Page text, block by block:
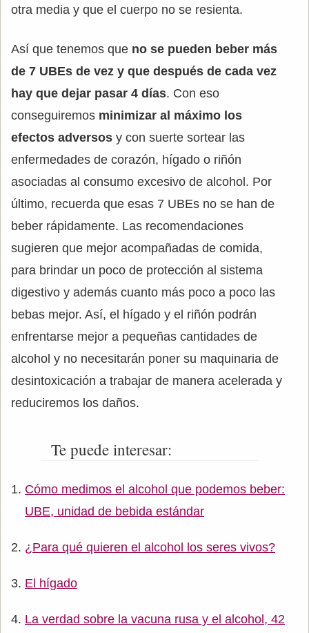
otra media y que el cuerpo no se resienta.
Así que tenemos que no se pueden beber más
de 7 UBEs de vez y que después de cada vez
hay que dejar pasar 4 días. Con eso
conseguiremos minimizar al máximo los
efectos adversos y con suerte sortear las
enfermedades de corazón, hígado o riñón
asociadas al consumo excesivo de alcohol. Por
último, recuerda que esas 7 UBEs no se han de
beber rápidamente. Las recomendaciones
sugieren que mejor acompañadas de comida,
para brindar un poco de protección al sistema
digestivo y además cuanto más poco a poco las
bebas mejor. Así, el hígado y el riñón podrán
enfrentarse mejor a pequeñas cantidades de
alcohol y no necesitarán poner su maquinaria de
desintoxicación a trabajar de manera acelerada y
reduciremos los daños.
Te puede interesar:
Cómo medimos el alcohol que podemos beber:
UBE, unidad de bebida estándar
¿Para qué quieren el alcohol los seres vivos?
El hígado
La verdad sobre la vacuna rusa y el alcohol, 42